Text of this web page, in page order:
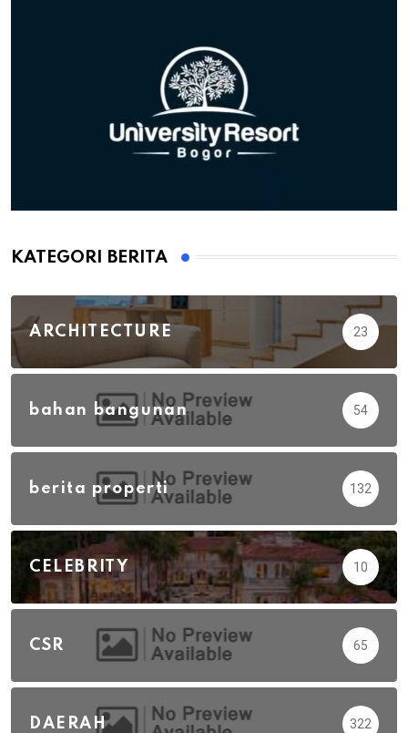
KATEGORI BERITA
ARCHITECTURE 23
bahan bangunan 54
berita properti 132
CELEBRITY 10
CSR 65
DAERAH 322